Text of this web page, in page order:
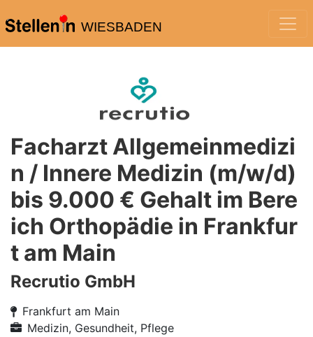
WIESBADEN
Facharzt Allgemeinmedizi
n / Innere Medizin (m/w/d)
bis 9.000 € Gehalt im Bere
ich Orthopädie in Frankfur
t am Main
Recrutio GmbH
Frankfurt am Main
Medizin, Gesundheit, Pflege